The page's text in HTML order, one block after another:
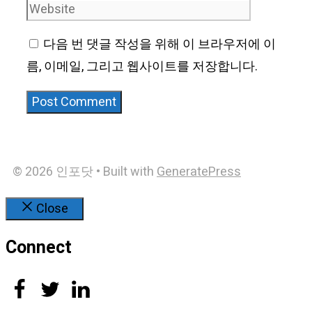
다음 번 댓글 작성을 위해 이 브라우저에 이
름, 이메일, 그리고 웹사이트를 저장합니다.
© 2026 인포닷• Built withGeneratePress
Close
Connect